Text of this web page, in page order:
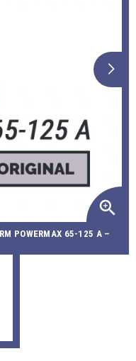
zoom_in
POWERMAX 65-125 A –